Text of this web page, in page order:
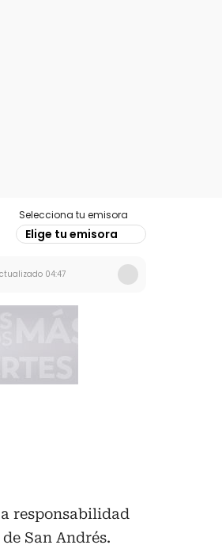
Selecciona tu emisora
Elige tu emisora
04:47
responsabilidad
San Andrés.